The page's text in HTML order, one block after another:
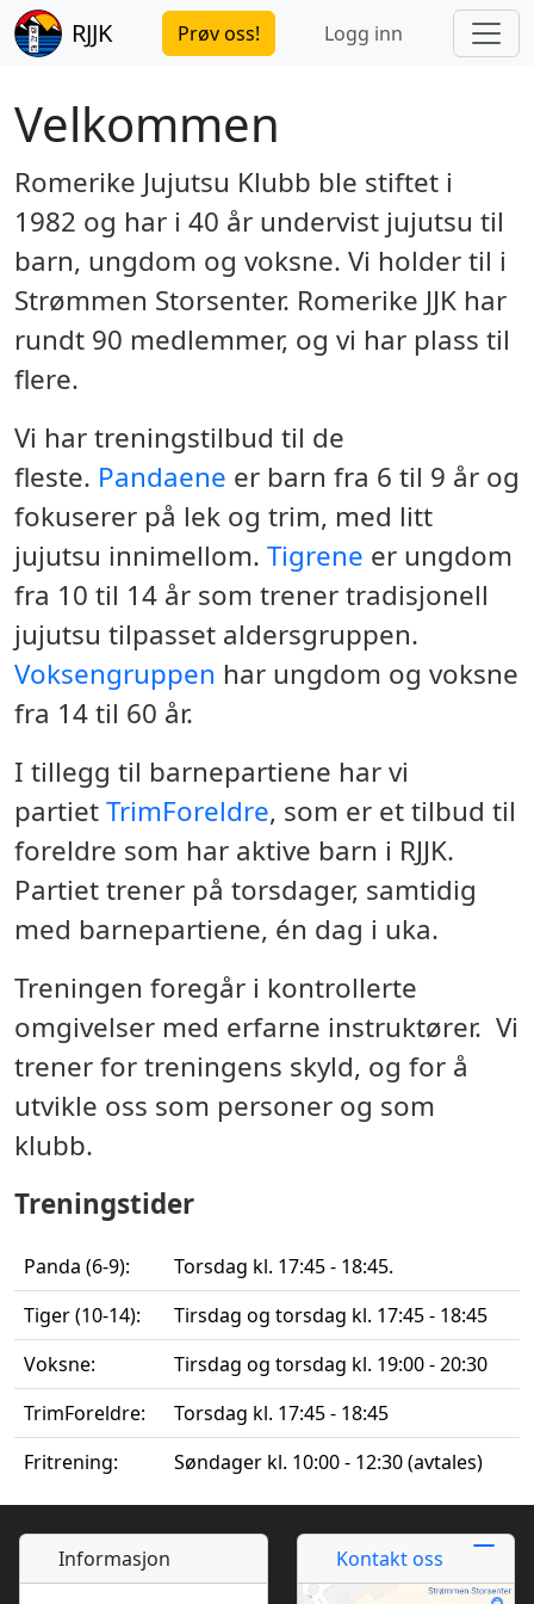
RJJK Prøv oss! Logg inn
Velkommen
Romerike Jujutsu Klubb ble stiftet i
1982 og har i 40 år undervist jujutsu til
barn, ungdom og voksne. Vi holder til i
Strømmen Storsenter. Romerike JJK har
rundt 90 medlemmer, og vi har plass til
flere.
Vi har treningstilbud til de
fleste. Pandaene er barn fra 6 til 9 år og
fokuserer på lek og trim, med litt
jujutsu innimellom. Tigrene er ungdom
fra 10 til 14 år som trener tradisjonell
jujutsu tilpasset aldersgruppen.
Voksengruppen har ungdom og voksne
fra 14 til 60 år.
I tillegg til barnepartiene har vi
partietTrimForeldre, som er et tilbud til
foreldre som har aktive barn i RJJK.
Partiet trener på torsdager, samtidig
med barnepartiene, én dag i uka.
Treningen foregår i kontrollerte
omgivelser med erfarne instruktører. Vi
trener for treningens skyld, og for å
utvikle oss som personer og som
klubb.
Treningstider
Panda (6-9):
Torsdag kl. 17:45 - 18:45.
Tiger (10-14):
Tirsdag og torsdag kl. 17:45 - 18:45
Voksne:
Tirsdag og torsdag kl. 19:00 - 20:30
TrimForeldre:
Torsdag kl. 17:45 - 18:45
Fritrening:
Søndager kl. 10:00 - 12:30 (avtales)
Informasjon Kontakt oss